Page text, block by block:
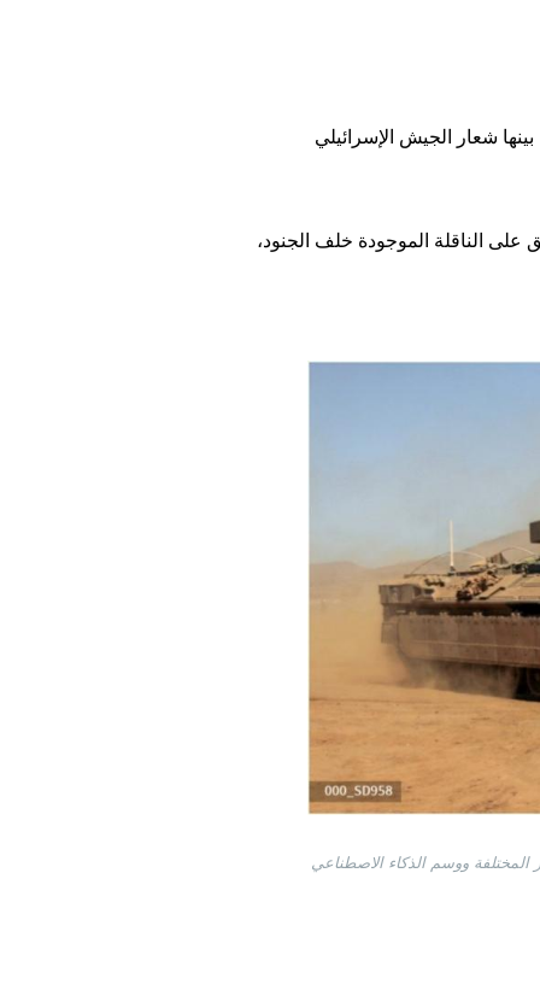
شعار الجيش الإسرائيلي
على الناقلة الموجودة خلف الجنود،
المختلفة ووسم الذكاء الاصطناعي